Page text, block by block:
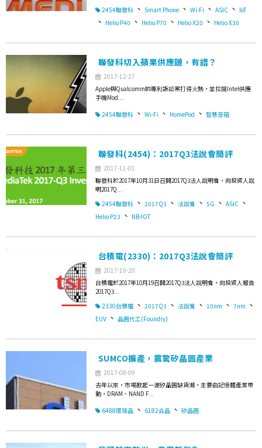
2454聯發科 、 Smart Phone 、 Wi-Fi 、 ASIC 、 IoT
、 Helio P40 、 Helio P70 、 Helio X20 、 Helio X30
聯發科切入蘋果供應鏈，有譜？
2017-12-27
Apple與Qualcomm的專利訴訟案打得火熱，並拉攏Intel供應
手機Mod...
2454聯發科 、 Wi-Fi 、 HomePod 、 智慧音箱
聯發科(2454)：2017Q3法說會簡評
2017-11-01
聯發科於2017年10月31日召開2017Q3法人說明會，向投資人說
明2017Q...
2454聯發科 、 2017Q3 、 法說會 、 5G 、 ASIC 、
Helio P23 、 NB-IOT
台積電(2330)：2017Q3法說會簡評
2017-10-20
台積電於2017年10月19召開2017Q3法人說明會，向投資人報告
2017Q3...
2330台積電 、 2017Q3 、 法說會 、 10nm 、 7nm 、
EUV 、 晶圓代工(Foundry)
SUMCO擴產，震驚矽晶圓產業
2017-08-09
去年以來，市場掀起一波矽晶圓缺貨潮，主要由記憶體產業帶
動，DRAM、NAND F...
6488環球晶 、 6182合晶 、 矽晶圓